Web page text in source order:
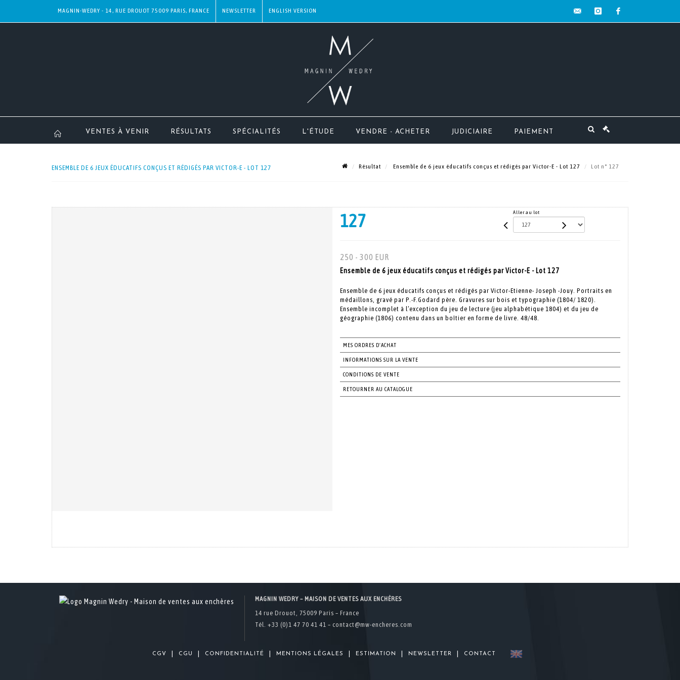
MAGNIN-WEDRY - 14, RUE DROUOT 75009 PARIS, FRANCE NEWSLETTER
VENTES À VENIR RÉSULTATS SPÉCIALITÉS L'ÉTUDE VENDRE - ACHETER JUDICIAIRE PAIEMENT
ENSEMBLE DE 6 JEUX ÉDUCATIFS CONÇUS ET RÉDIGÉS PAR VICTOR-E - LOT 127 Résultat Ensemble de 6 jeux éducatifs conçus et rédigés par Victor-E - Lot 127 Lot n° 127
127 Aller au lot
250 - 300 EUR
Ensemble de 6 jeux éducatifs conçus et rédigés par Victor-E - Lot 127
Ensemble de 6 jeux éducatifs conçus et rédigés par Victor-Etienne- Joseph -Jouy. Portraits en
médaillons, gravé par P.-F.Godard père. Gravures sur bois et typographie (1804/ 1820).
Ensemble incomplet à l’exception du jeu de lecture (jeu alphabétique 1804) et du jeu de
géographie (1806) contenu dans un boîtier en forme de livre. 48/48.
MES ORDRES D'ACHAT
INFORMATIONS SUR LA VENTE
CONDITIONS DE VENTE
RETOURNER AU CATALOGUE
MAGNIN WEDRY – MAISON DE VENTES AUX ENCHÈRES
14 rue Drouot, 75009 Paris – France
Tél. +33 (0)1 47 70 41 41 – contact@mw-encheres.com
CGV CGU CONFIDENTIALITÉ MENTIONS LÉGALES ESTIMATION NEWSLETTER CONTACT